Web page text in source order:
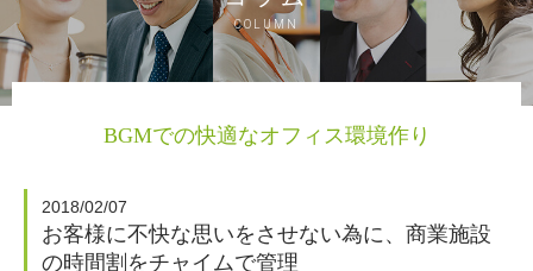
COLUMN
BGMでの快適なオフィス環境作り
2018/02/07
お客様に不快な思いをさせない為に、商業施設
の時間割をチャイムで管理